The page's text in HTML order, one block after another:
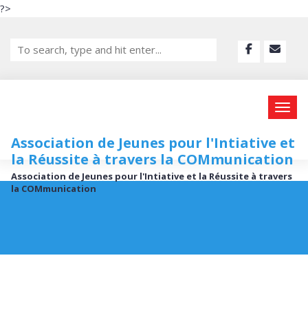
?>
Association de Jeunes pour l'Intiative et
la Réussite à travers la COMmunication
Association de Jeunes pour l'Intiative et la Réussite à travers
la COMmunication